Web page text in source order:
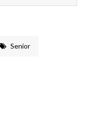
Senior